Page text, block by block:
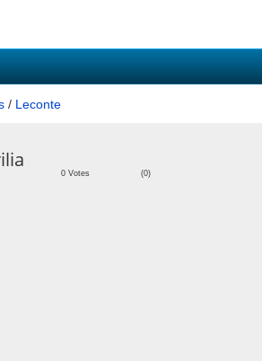
/ Leconte
0 Votes (0)